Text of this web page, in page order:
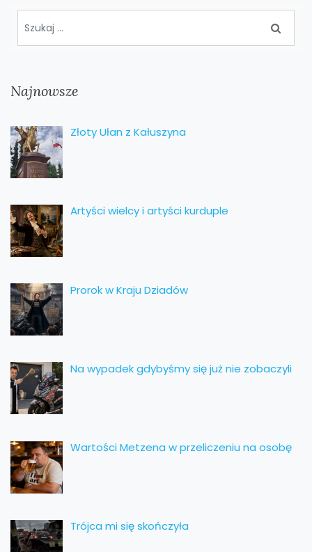
Najnowsze
Złoty Ułan z Kałuszyna
Artyści wielcy i artyści kurduple
Prorok w Kraju Dziadów
Na wypadek gdybyśmy się już nie zobaczyli
Wartości Metzena w przeliczeniu na osobę
Trójca mi się skończyła